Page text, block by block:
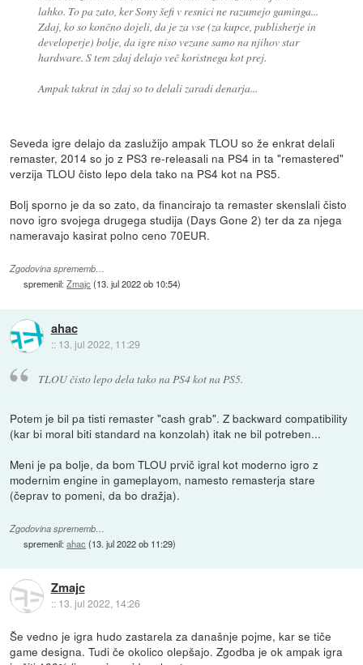
lahko. To pa zato, ker Sony šefi v resnici ne razumejo gaminga...
Zdaj, ko so končno dojeli, da je za vse (za kupce, publisherje in
developerje) bolje, da igre niso vezane samo na njihov star
hardware. S tem zdaj delajo več koristnega kot prej.
Ampak takrat in zdaj so to delali zaradi denarja...
Seveda igre delajo da zaslužijo ampak TLOU so že enkrat delali
remaster, 2014 so jo z PS3 re-releasali na PS4 in ta "remastered"
verzija TLOU čisto lepo dela tako na PS4 kot na PS5.
Bolj sporno je da so zato, da financirajo ta remaster skenslali čisto
novo igro svojega drugega studija (Days Gone 2) ter da za njega
nameravajo kasirat polno ceno 70EUR.
Zgodovina sprememb…
spremenil:Zmajc (13. jul 2022 ob 10:54)
ahac
:: 13. jul 2022, 11:29
TLOU čisto lepo dela tako na PS4 kot na PS5.
Potem je bil pa tisti remaster "cash grab". Z backward compatibility
(kar bi moral biti standard na konzolah) itak ne bil potreben...
Meni je pa bolje, da bom TLOU prvič igral kot moderno igro z
modernim engine in gameplayom, namesto remasterja stare
(čeprav to pomeni, da bo dražja).
Zgodovina sprememb…
spremenil:ahac (13. jul 2022 ob 11:29)
Zmajc
:: 13. jul 2022, 14:26
Še vedno je igra hudo zastarela za današnje pojme, kar se tiče
game designa. Tudi če okolico olepšajo. Zgodba je ok ampak igra